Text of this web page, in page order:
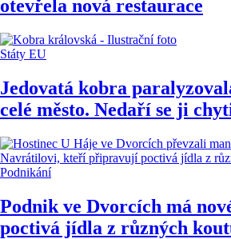
otevřela nová restaurace
Státy EU
Jedovatá kobra
celé město. Nedaří se ji
Podnikání
Podnik ve Dvorcích má
poctivá jídla z různých